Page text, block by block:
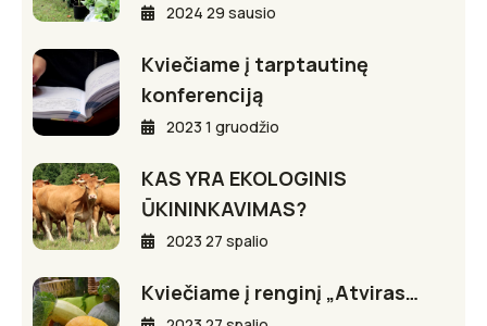
2024 29 sausio
Kviečiame į tarptautinę
konferenciją
2023 1 gruodžio
KAS YRA EKOLOGINIS
ŪKININKAVIMAS?
2023 27 spalio
Kviečiame į renginį „Atviras…